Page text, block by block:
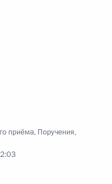
приёма, Поручения,